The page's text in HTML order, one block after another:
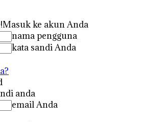
Masuk ke akun Anda
nama pengguna
kata sandi Anda
anda
email Anda